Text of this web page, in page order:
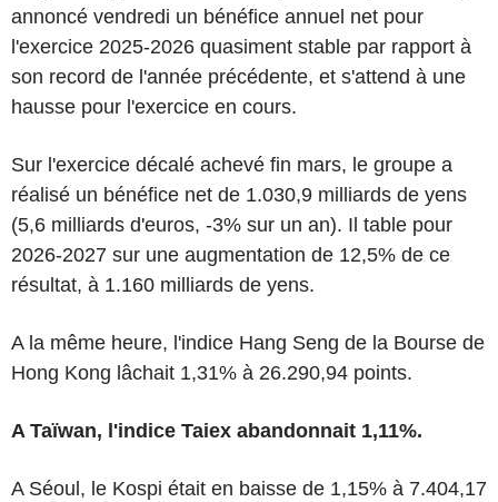
annoncé vendredi un bénéfice annuel net pour
l'exercice 2025-2026 quasiment stable par rapport à
son record de l'année précédente, et s'attend à une
hausse pour l'exercice en cours.
Sur l'exercice décalé achevé fin mars, le groupe a
réalisé un bénéfice net de 1.030,9 milliards de yens
(5,6 milliards d'euros, -3% sur un an). Il table pour
2026-2027 sur une augmentation de 12,5% de ce
résultat, à 1.160 milliards de yens.
A la même heure, l'indice Hang Seng de la Bourse de
Hong Kong lâchait 1,31% à 26.290,94 points.
A Taïwan, l'indice Taiex abandonnait 1,11%.
A Séoul, le Kospi était en baisse de 1,15% à 7.404,17